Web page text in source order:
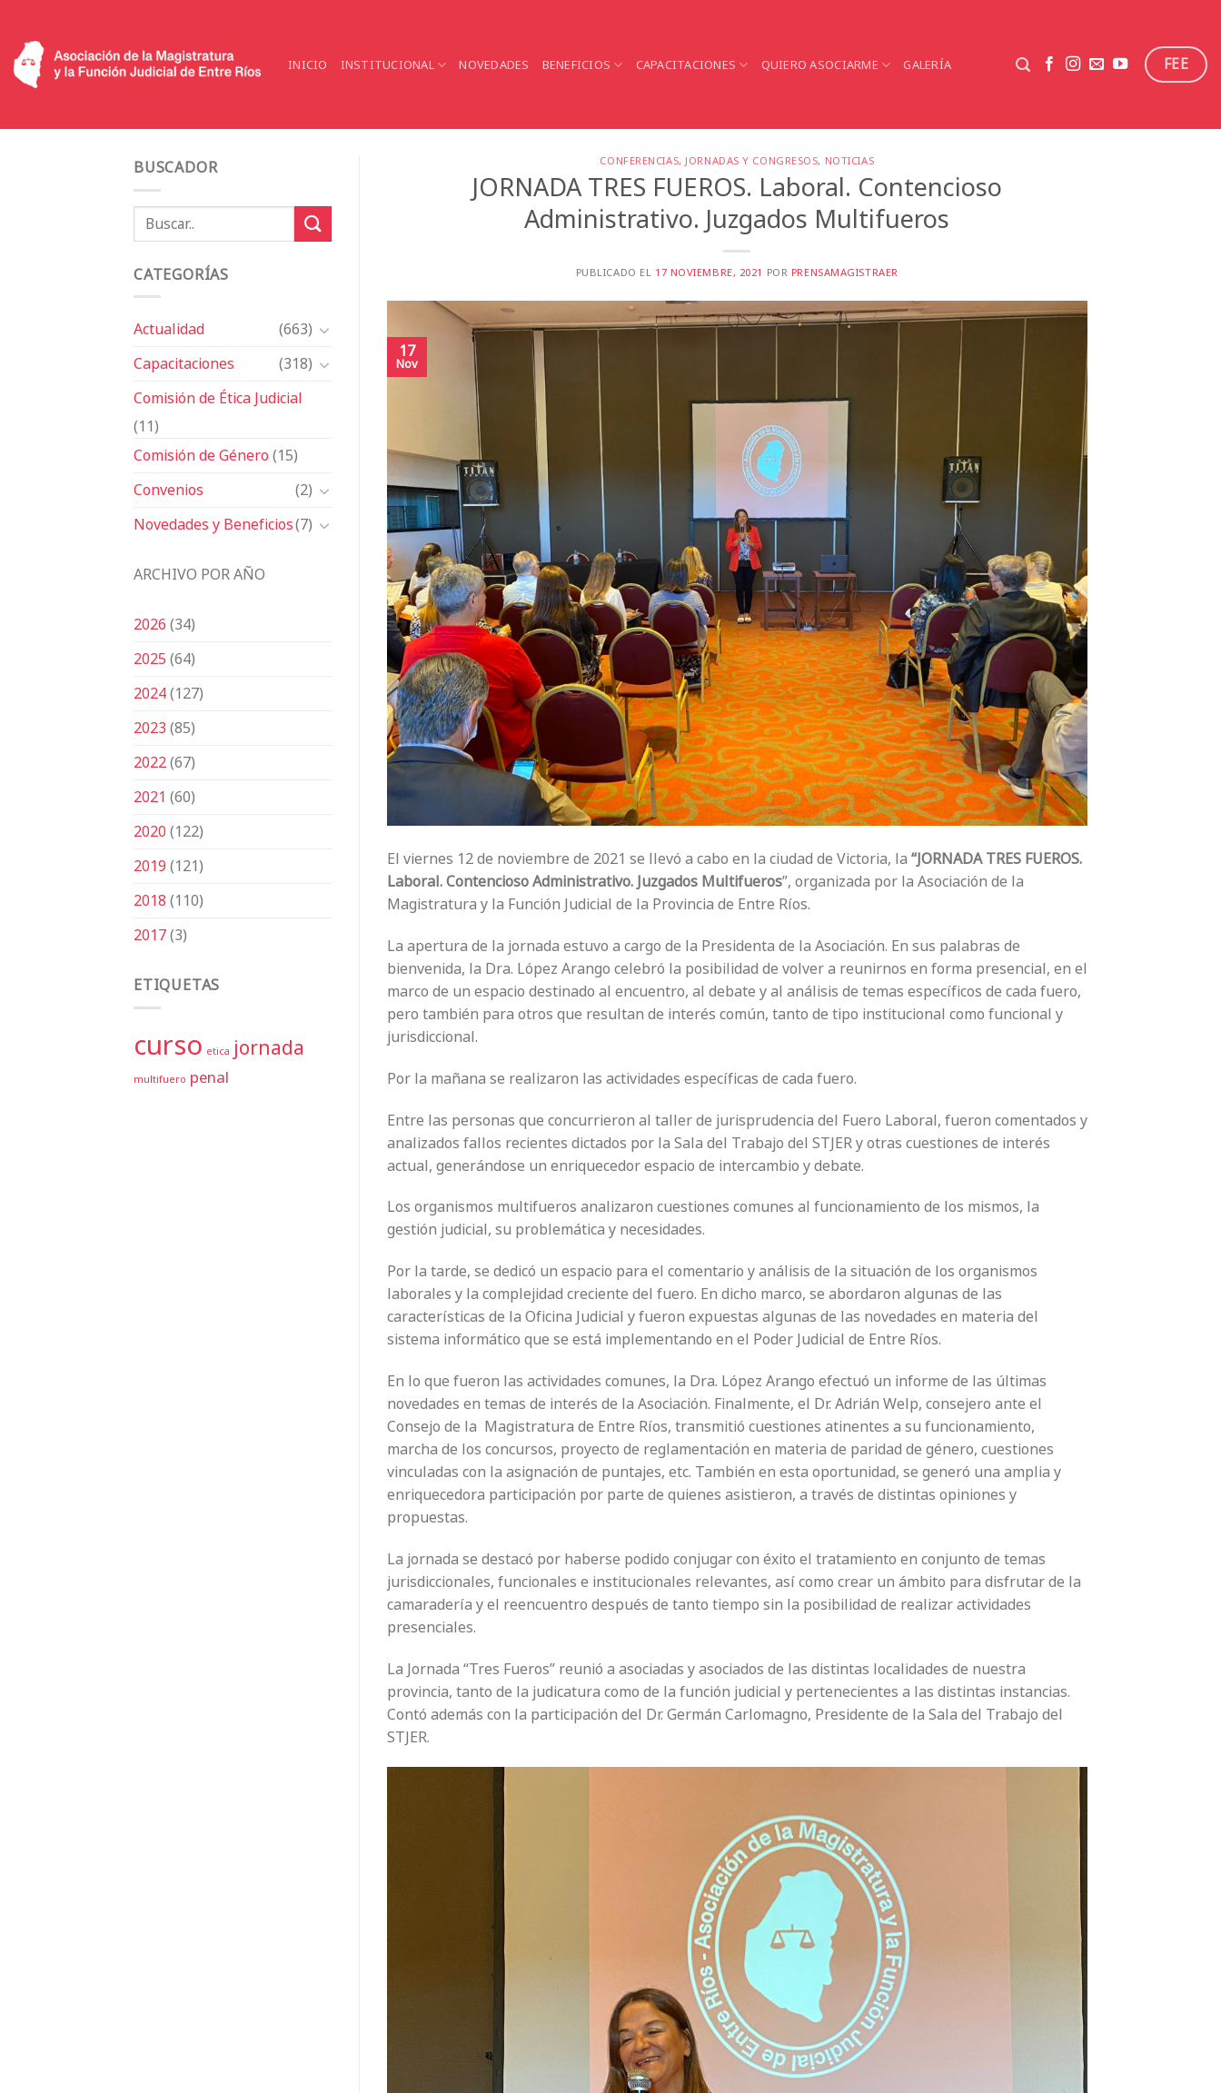
contenido
INICIO INSTITUCIONAL NOVEDADES BENEFICIOS CAPACITACIONES QUIERO ASOCIARME GALERÍA FEE
BUSCADOR
CATEGORÍAS
Actualidad
(663)
Capacitaciones
(318)
Comisión de Ética Judicial
(11)
Comisión de Género(15)
Convenios
(2)
Novedades y Beneficios(7)
ARCHIVO POR AÑO
2026(34)
2025(64)
2024(127)
2023(85)
2022(67)
2021 (60)
2020(122)
2019(121)
2018(110)
2017(3)
ETIQUETAS
curso etica jornada
multifuero penal
CONFERENCIAS, JORNADAS Y CONGRESOS, NOTICIAS
JORNADA TRES FUEROS. Laboral. Contencioso
Administrativo. Juzgados Multifueros
PUBLICADO EL 17 NOVIEMBRE, 2021 POR PRENSAMAGISTRAER
17
Nov
El viernes 12 de noviembre de 2021 se llevó a cabo en la ciudad de Victoria, la“JORNADA TRES FUEROS.
Laboral. Contencioso Administrativo. Juzgados Multifueros”, organizada por la Asociación de la
Magistratura y la Función Judicial de la Provincia de Entre Ríos.
La apertura de la jornada estuvo a cargo de la Presidenta de la Asociación. En sus palabras de
bienvenida, la Dra. López Arango celebró la posibilidad de volver a reunirnos en forma presencial, en el
marco de unespacio destinado al encuentro, al debate y al análisis de temas específicos de cada fuero,
pero también para otros que resultan de interés común, tanto de tipo institucional como funcional y
jurisdiccional.
Por la mañana se realizaron las actividades específicas de cada fuero.
Entre las personas que concurrieron al taller de jurisprudencia del Fuero Laboral, fueron comentados y
analizados fallos recientes dictados por la Sala del Trabajo del STJER y otras cuestiones de interés
actual, generándose un enriquecedor espacio de intercambio y debate.
Los organismos multifueros analizaron cuestiones comunes al funcionamiento de los mismos, la
gestión judicial, su problemática y necesidades.
Por la tarde, se dedicó un espacio para el comentario y análisis de la situación de los organismos
laborales y la complejidad creciente del fuero. En dicho marco, se abordaron algunas de las
características de la Oficina Judicial y fueron expuestas algunas de las novedades en materia del
sistema informático que se está implementando en el Poder Judicial de Entre Ríos.
En lo que fueron las actividades comunes, la Dra. López Arango efectuó un informe de las últimas
novedades en temas de interés de la Asociación. Finalmente, el Dr. Adrián Welp, consejero ante el
Consejo de la Magistratura de Entre Ríos, transmitió cuestiones atinentes a su funcionamiento,
marcha de los concursos, proyecto de reglamentación en materia de paridad de género, cuestiones
vinculadas con la asignación de puntajes, etc. También en esta oportunidad, se generó una amplia y
enriquecedora participación por parte de quienes asistieron, a través de distintas opiniones y
propuestas.
La jornada se destacó por haberse podido conjugar con éxito el tratamiento en conjunto de temas
jurisdiccionales, funcionales e institucionales relevantes, así como crear un ámbito para disfrutar de la
camaradería y el reencuentro después de tanto tiempo sin la posibilidad de realizar actividades
presenciales.
La Jornada “Tres Fueros” reunió a asociadas y asociados de las distintas localidades de nuestra
provincia, tanto de la judicatura como de la función judicial y pertenecientes a las distintas instancias.
Contó además con la participación del Dr. Germán Carlomagno, Presidente de la Sala del Trabajo del
STJER.